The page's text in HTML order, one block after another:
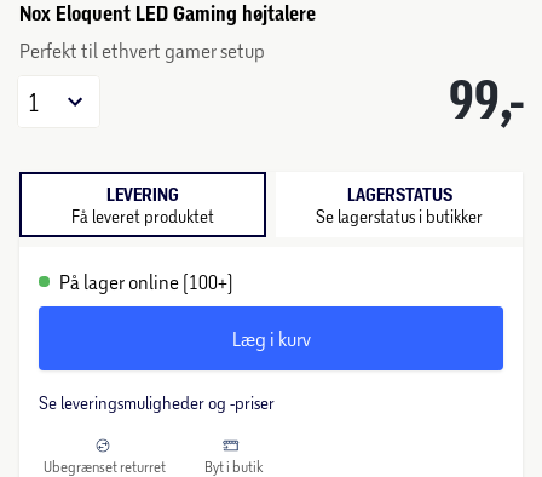
Nox Eloquent LED Gaming højtalere
Perfekt til ethvert gamer setup
99,-
1
LEVERING
Få leveret produktet
LAGERSTATUS
Se lagerstatus i butikker
På lager online (100+)
Læg i kurv
Se leveringsmuligheder og -priser
Ubegrænset returret Byt i butik